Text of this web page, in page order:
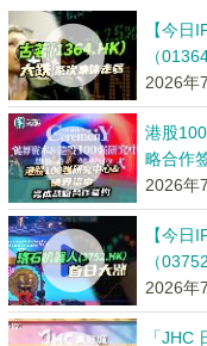
【今日
（
2026年
港股
略合作
2026年
【今日
（
2026年
「JHC